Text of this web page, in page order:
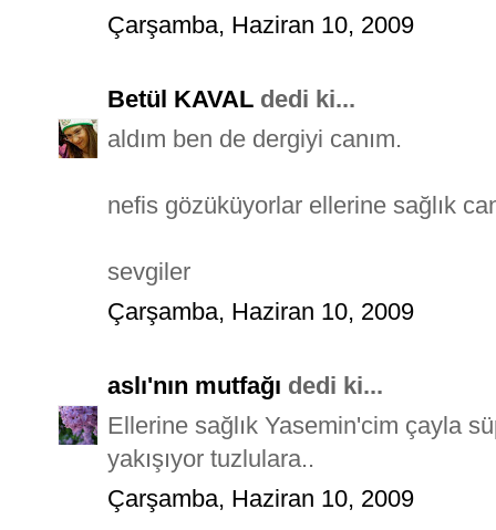
Çarşamba, Haziran 10, 2009
Betül KAVAL dedi ki...
aldım ben de dergiyi canım.
nefis gözüküyorlar ellerine sağlık
sevgiler
Çarşamba, Haziran 10, 2009
aslı'nın mutfağı dedi ki...
Ellerine sağlık Yasemin'cim çayla
yakışıyor tuzlulara..
Çarşamba, Haziran 10, 2009